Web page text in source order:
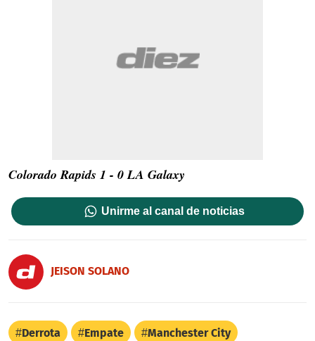
Colorado Rapids 1 - 0 LA Galaxy
Unirme al canal de noticias
JEISON SOLANO
Derrota Empate Manchester City